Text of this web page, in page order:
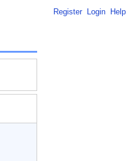
Register Login Help